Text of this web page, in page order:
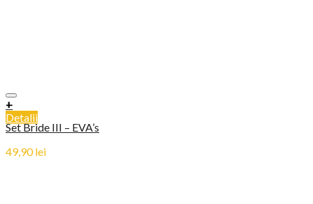
+
Detalii
Set Bride III – EVA’s
49,90lei